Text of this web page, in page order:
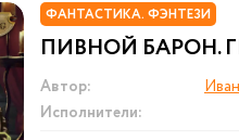
ФАНТАСТИКА. ФЭНТЕЗИ
ПИВНОЙ БАРОН.
Автор:
Исполнители: